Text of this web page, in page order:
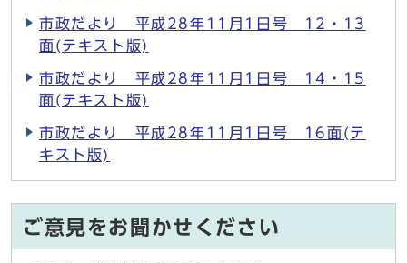
市政だより 平成28年11月1日号 12・13
面(テキスト版)
市政だより 平成28年11月1日号 14・15
面(テキスト版)
市政だより 平成28年11月1日号 16面(テ
キスト版)
ご意見をお聞かせください